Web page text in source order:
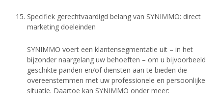
Specifiek gerechtvaardigd belang van SYNIMMO: direct
marketing doeleinden
SYNIMMO voert een klantensegmentatie uit – in het
bijzonder naargelang uw behoeften – om u bijvoorbeeld
geschikte panden en/of diensten aan te bieden die
overeenstemmen met uw professionele en persoonlijke
situatie. Daartoe kan SYNIMMO onder meer: